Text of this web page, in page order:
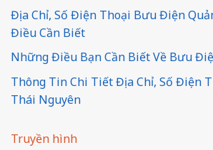
Địa Chỉ, Số Điện Thoại Bưu Điện
Điều Cần Biết
Những Điều Bạn Cần Biết Về Bưu
Thông Tin Chi Tiết Địa Chỉ, Số Điện
Thái Nguyên
Truyền hình